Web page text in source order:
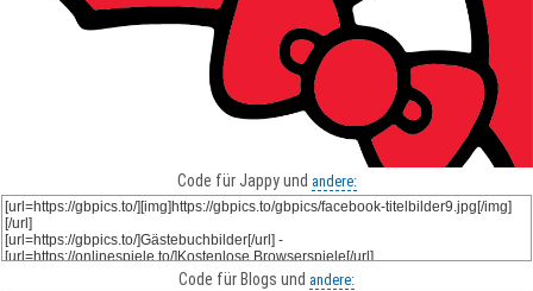
Code für Jappy und andere:
Code für Blogs und andere: